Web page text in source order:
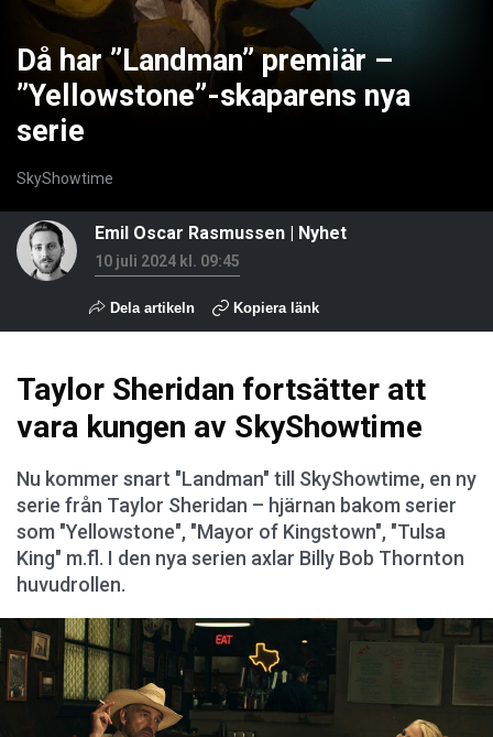
Då har ”Landman” premiär –
”Yellowstone”-skaparens nya
serie
SkyShowtime
Emil Oscar Rasmussen Nyhet
10 juli 2024 kl. 09:45
Dela artikeln Kopiera länk
Taylor Sheridan fortsätter att
vara kungen av SkyShowtime
Nu kommer snart "Landman" till SkyShowtime, en ny
serie från Taylor Sheridan – hjärnan bakom serier
som "Yellowstone", "Mayor of Kingstown", "Tulsa
King" m.fl. I den nya serien axlar Billy Bob Thornton
huvudrollen.